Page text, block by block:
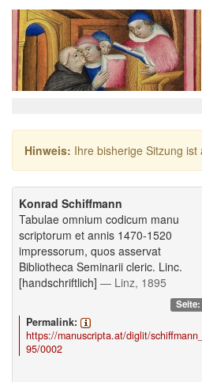
Hinweis: Ihre bisherige Sitzung
Konrad Schiffmann
Tabulae omnium codicum manu
scriptorum et annis 1470-1520
impressorum, quos asservat
Bibliotheca Seminarii cleric. Linc.
[handschriftlich] — Linz, 1895
Permalink:
https://manuscripta.at/diglit/
95/0002